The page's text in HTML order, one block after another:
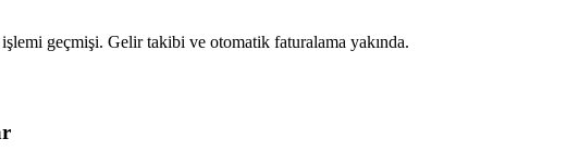
işlemi geçmişi. Gelir takibi ve otomatik faturalama yakında.